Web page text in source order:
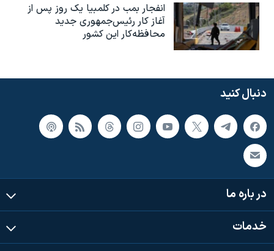
انفجار بمب‌‌ در کلمبیا یک روز پس از
آغاز کار رئیس‌جمهوری جدید
محافظه‌کار این کشور
دنبال کنید
در باره ما
خدمات